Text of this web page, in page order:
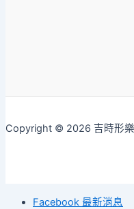
Copyright © 2026 吉時形
Facebook 最新消息